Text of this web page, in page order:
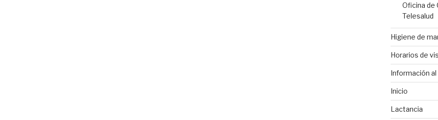
Oficina de
Telesalud
Higiene de
Horarios de
Información
Inicio
Lactancia